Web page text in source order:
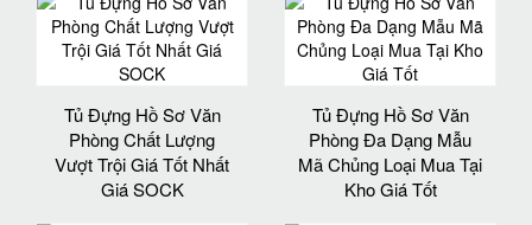
Tủ Đựng Hồ Sơ Văn
Phòng Chất Lượng
Vượt Trội Giá Tốt Nhất
Giá SOCK
Tủ Đựng Hồ Sơ Văn
Phòng Đa Dạng Mẫu
Mã Chủng Loại Mua Tại
Kho Giá Tốt